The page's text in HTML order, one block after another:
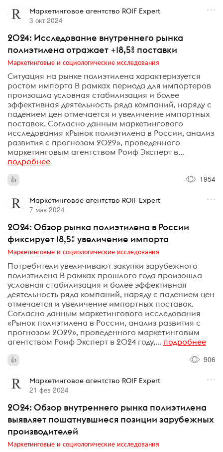
Маркетинговое агентство ROIF Expert
3 окт 2024
2024: Исследование внутреннего рынка
полиэтилена отражает +18,5% поставки
Маркетинговые и социологические исследования
Ситуация на рынке полиэтилена характеризуется
ростом импорта В рамках периода для импортеров
произошла условная стабилизация и более
эффективная деятельность ряда компаний, наряду с
падением цен отмечается и увеличение импортных
поставок. Согласно данным маркетингового
исследования «Рынок полиэтилена в России, анализ
развития с прогнозом 2029», проведенного
маркетинговым агентством Роиф Эксперт в...
подробнее
1954
Маркетинговое агентство ROIF Expert
7 мая 2024
2024: Обзор рынка полиэтилена в России
фиксирует 18,5% увеличение импорта
Маркетинговые и социологические исследования
Потребители увеличивают закупки зарубежного
полиэтилена В рамках прошлого года произошла
условная стабилизация и более эффективная
деятельность ряда компаний, наряду с падением цен
отмечается и увеличение импортных поставок.
Согласно данным маркетингового исследования
«Рынок полиэтилена в России, анализ развития с
прогнозом 2029», проведенного маркетинговым
агентством Роиф Эксперт в 2024 году,... подробнее
906
Маркетинговое агентство ROIF Expert
21 фев 2024
2024: Обзор внутреннего рынка полиэтилена
выявляет пошатнувшиеся позиции зарубежных
производителей
Маркетинговые и социологические исследования